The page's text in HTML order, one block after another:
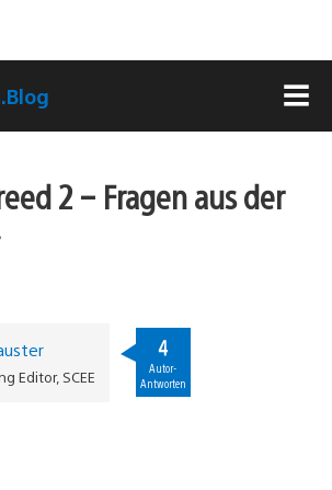
.Blog
2 – Fragen aus der
Editor, SCEE
4
Autor-
Antworten